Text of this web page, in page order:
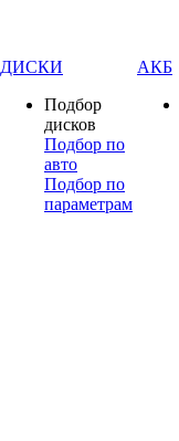
ДИСКИ
Подбор
дисков
Подбор по
авто
Подбор по
параметрам
АКБ